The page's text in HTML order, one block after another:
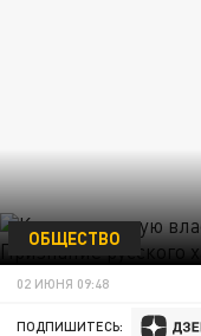
ОБЩЕСТВО
02 ИЮНЯ 09:48
ПОДПИШИТЕСЬ: